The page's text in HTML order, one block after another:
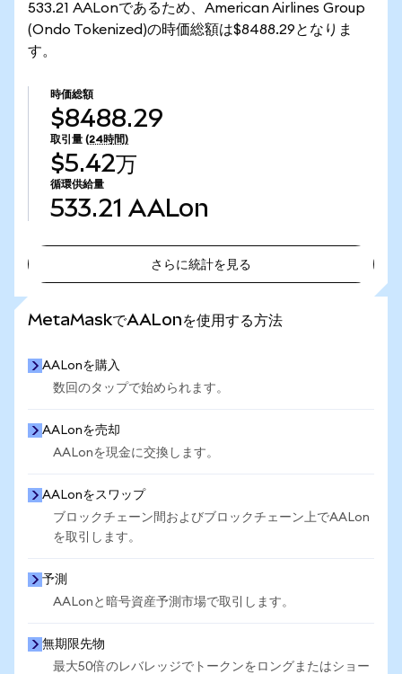
533.21 AALonであるため、American Airlines Group
(Ondo Tokenized)の時価総額は$8488.29となりま
す。
時価総額
$8488.29
取引量 (24時間)
$5.42万
循環供給量
533.21 AALon
さらに統計を見る
MetaMaskでAALonを使用する方法
AALonを購入
数回のタップで始められます。
AALonを売却
AALonを現金に交換します。
AALonをスワップ
ブロックチェーン間およびブロックチェーン上でAALon
を取引します。
予測
AALonと暗号資産予測市場で取引します。
無期限先物
最大50倍のレバレッジでトークンをロングまたはショー